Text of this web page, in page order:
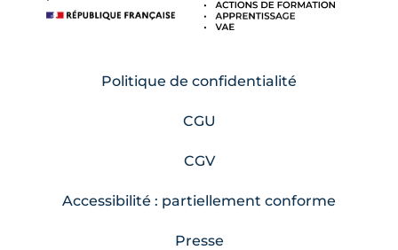
Politique de confidentialité
CGU
CGV
Accessibilité : partiellement conforme
Presse